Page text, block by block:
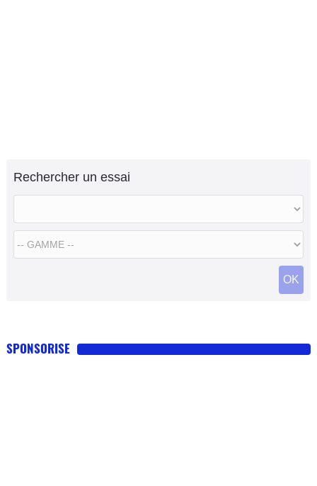
Rechercher un essai
OK
SPONSORISE